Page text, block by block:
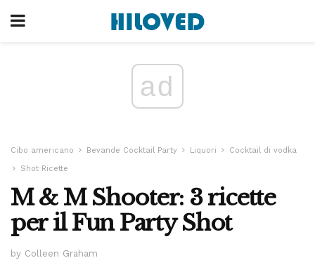
ad
Cibo americano Bevande Cocktail Party Liquori
Cocktail di vodka
Shot Ricette
M & M Shooter: 3 ricette
per il Fun Party Shot
by Colleen Graham